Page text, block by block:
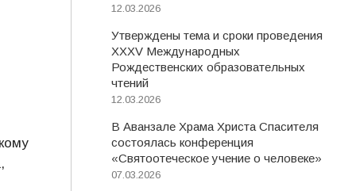
12.03.2026
Утверждены тема и сроки проведения
XXXV Международных
Рождественских образовательных
чтений
12.03.2026
В Аванзале Храма Христа Спасителя
состоялась конференция
«Святоотеческое учение о человеке»
07.03.2026